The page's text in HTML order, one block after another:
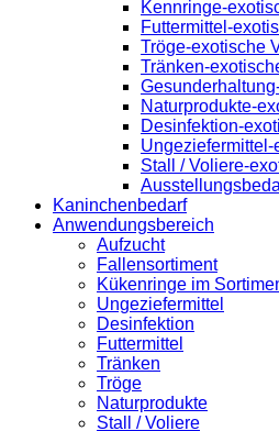
Kennringe-
Futtermittel-
Tröge-exotische
Tränken-
Naturprodukte-
Desinfektion-
Ungeziefermittel-
Stall / Voliere-
Kaninchenbedarf
Anwendungsbereich
Aufzucht
Fallensortiment
Kükenringe im
Ungeziefermittel
Desinfektion
Futtermittel
Tränken
Tröge
Naturprodukte
Stall / Voliere